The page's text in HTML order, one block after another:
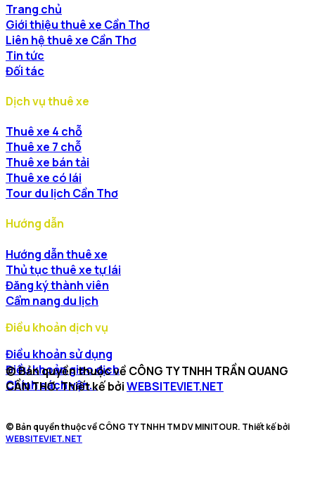
Trang chủ
Giới thiệu thuê xe Cần Thơ
Liên hệ thuê xe Cần Thơ
Tin tức
Đối tác
Dịch vụ thuê xe
Thuê xe 4 chỗ
Thuê xe 7 chỗ
Thuê xe bán tải
Thuê xe có lái
Tour du lịch Cần Thơ
Hướng dẫn
Hướng dẫn thuê xe
Thủ tục thuê xe tự lái
Đăng ký thành viên
Cẩm nang du lịch
Điều khoản dịch vụ
Điều khoản sử dụng
Điều khoản giao dịch
Chính sách vận...
© Bản quyền thuộc về CÔNG TY TNHH TRẦN QUANG
CẦN THƠ. Thiết kế bởiWEBSITEVIET.NET
© Bản quyền thuộc về CÔNG TY TNHH TM DV MINITOUR. Thiết kế bởi
WEBSITEVIET.NET